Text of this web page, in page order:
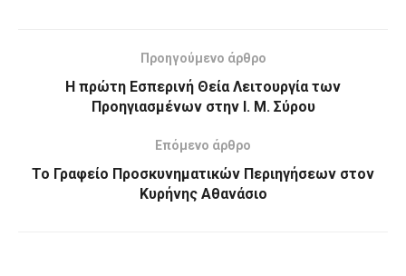
Προηγούμενο άρθρο
Η πρώτη Εσπερινή Θεία Λειτουργία των
Προηγιασμένων στην Ι. Μ. Σύρου
Επόμενο άρθρο
Το Γραφείο Προσκυνηματικών Περιηγήσεων στον
Κυρήνης Αθανάσιο